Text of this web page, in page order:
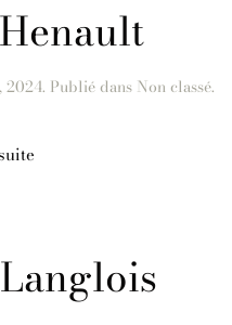
2024. Publié dans Non classé.